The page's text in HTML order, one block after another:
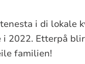
i di lokale
2022. Etterpå
familien!